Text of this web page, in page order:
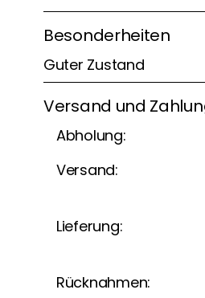
Besonderheiten
Guter Zustand
Versand und
Abholung:
Versand:
Lieferung:
Rücknahmen: